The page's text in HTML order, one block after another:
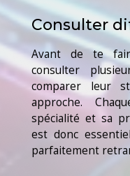
Consulter
Avant de te
consulter
comparer leur
approche.
spécialité et sa
est donc
parfaitement